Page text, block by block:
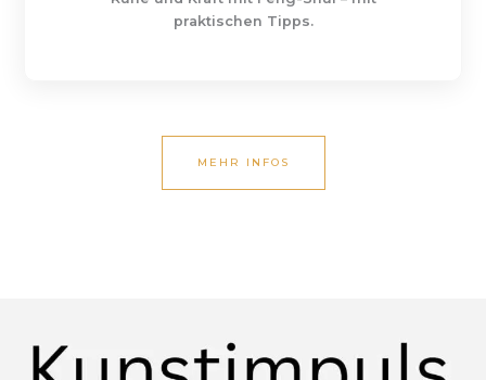
praktischen Tipps.
MEHR INFOS